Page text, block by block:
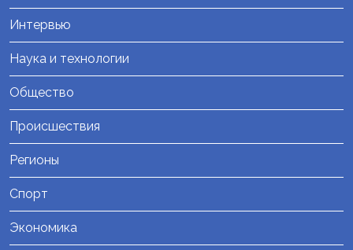
Интервью
Наука и технологии
Общество
Происшествия
Регионы
Спорт
Экономика